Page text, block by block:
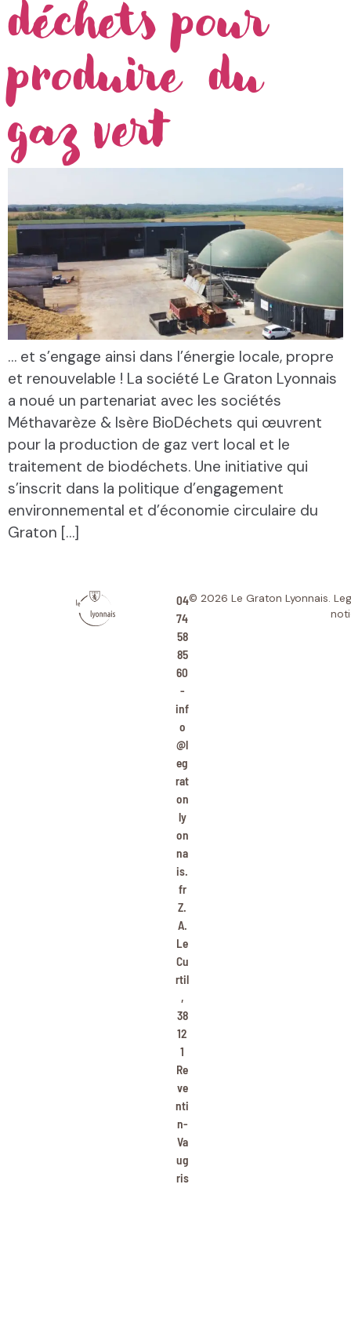
déchets pour
produire du
gaz vert
… et s’engage ainsi dans l’énergie locale, propre
et renouvelable ! La société Le Graton Lyonnais
a noué un partenariat avec les sociétés
Méthavarèze & Isère BioDéchets qui œuvrent
pour la production de gaz vert local et le
traitement de biodéchets. Une initiative qui
s’inscrit dans la politique d’engagement
environnemental et d’économie circulaire du
Graton […]
04
74
58
85
60
-
inf
o
@l
eg
rat
on
ly
on
na
is.
fr
Z.
A.
Le
Cu
rtil
,
38
12
1
Re
ve
nti
n-
Va
ug
ris
© 2026 Le Graton Lyonnais.